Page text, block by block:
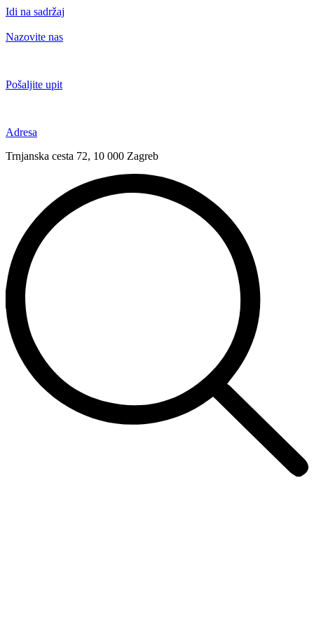
Idi na sadržaj
Nazovite nas
Pošaljite upit
Adresa
Trnjanska cesta 72, 10 000 Zagreb